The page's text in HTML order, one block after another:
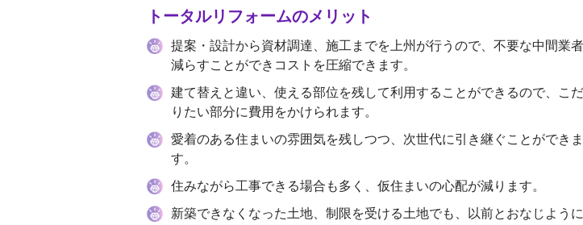
トータルリフォームのメリット
提案・設計から資材調達、施工までを上州が行うので、不要な中間業
減らすことができコストを圧縮できます。
建て替えと違い、使える部位を残して利用することができるので、こ
りたい部分に費用をかけられます。
愛着のある住まいの雰囲気を残しつつ、次世代に引き継ぐことができま
す。
住みながら工事できる場合も多く、仮住まいの心配が減ります。
新築できなくなった土地、制限を受ける土地でも、以前とおなじよう